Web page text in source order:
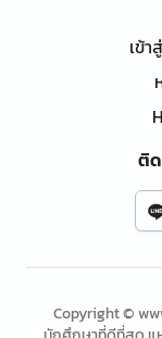
เข้
ติด
Copyright ©